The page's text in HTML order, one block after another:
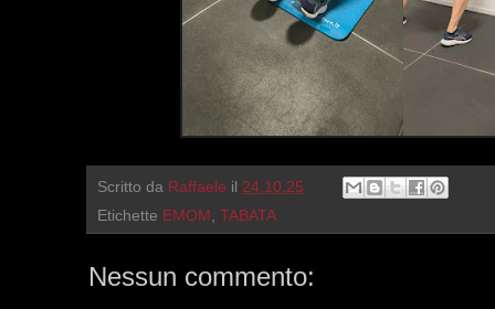
Scritto da Raffaele il 24.10.25
Etichette EMOM , TABATA
Nessun commento: